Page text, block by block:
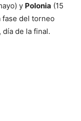
y Polonia (15
fase del torneo
día de la final.